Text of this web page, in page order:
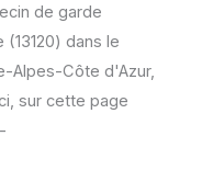
de garde
(13120) dans le
Alpes-Côte d'Azur,
sur cette page